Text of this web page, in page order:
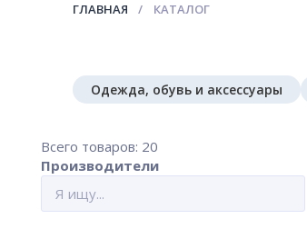
ГЛАВНАЯ КАТАЛОГ
Одежда, обувь и аксессуары
Всего товаров: 20
Производители